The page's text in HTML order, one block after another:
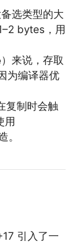
选类型的大
bytes，用
）来说，存取
为编译器优
复制时会触
用
。
引入了一